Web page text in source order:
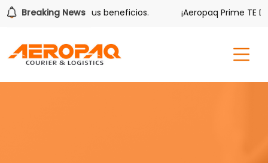
Breaking News
también tiene sus beneficios. ¡Aeropaq Prime TE DA